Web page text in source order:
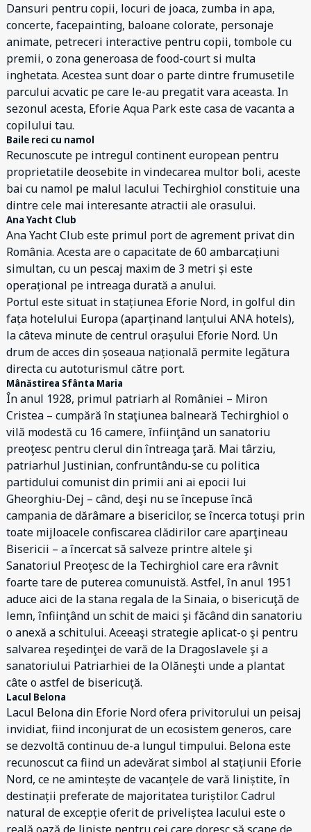
Dansuri pentru copii, locuri de joaca, zumba in apa,
concerte, facepainting, baloane colorate, personaje
animate, petreceri interactive pentru copii, tombole cu
premii, o zona generoasa de food-court si multa
inghetata. Acestea sunt doar o parte dintre frumusetile
parcului acvatic pe care le-au pregatit vara aceasta. In
sezonul acesta, Eforie Aqua Park este casa de vacanta a
copilului tau.
Baile reci cu namol
Recunoscute pe intregul continent european pentru
proprietatile deosebite in vindecarea multor boli, aceste
bai cu namol pe malul lacului Techirghiol constituie una
dintre cele mai interesante atractii ale orasului.
Ana Yacht Club
Ana Yacht Club este primul port de agrement privat din
România. Acesta are o capacitate de 60 ambarcațiuni
simultan, cu un pescaj maxim de 3 metri și este
operațional pe intreaga durată a anului.
Portul este situat in stațiunea Eforie Nord, in golful din
fața hotelului Europa (aparținand lanțului ANA hotels),
la câteva minute de centrul orașului Eforie Nord. Un
drum de acces din șoseaua națională permite legătura
directa cu autoturismul către port.
Mânăstirea Sfânta Maria
În anul 1928, primul patriarh al României – Miron
Cristea – cumpără în staţiunea balneară Techirghiol o
vilă modestă cu 16 camere, înfiinţând un sanatoriu
preoţesc pentru clerul din întreaga ţară. Mai târziu,
patriarhul Justinian, confruntându-se cu politica
partidului comunist din primii ani ai epocii lui
Gheorghiu-Dej – când, deşi nu se începuse încă
campania de dărâmare a bisericilor, se încerca totuşi prin
toate mijloacele confiscarea clădirilor care aparţineau
Bisericii – a încercat să salveze printre altele şi
Sanatoriul Preoţesc de la Techirghiol care era râvnit
foarte tare de puterea comunuistă. Astfel, în anul 1951
aduce aici de la stana regala de la Sinaia, o bisericuţă de
lemn, înfiinţând un schit de maici şi făcând din sanatoriu
o anexă a schitului. Aceeaşi strategie aplicat-o şi pentru
salvarea reşedinţei de vară de la Dragoslavele şi a
sanatoriului Patriarhiei de la Olăneşti unde a plantat
câte o astfel de bisericuţă.
Lacul Belona
Lacul Belona din Eforie Nord ofera privitorului un peisaj
invidiat, fiind inconjurat de un ecosistem generos, care
se dezvoltă continuu de-a lungul timpului. Belona este
recunoscut ca fiind un adevărat simbol al stațiunii Eforie
Nord, ce ne amintește de vacanțele de vară liniștite, în
destinații preferate de majoritatea turiștilor. Cadrul
natural de excepție oferit de priveliștea lacului este o